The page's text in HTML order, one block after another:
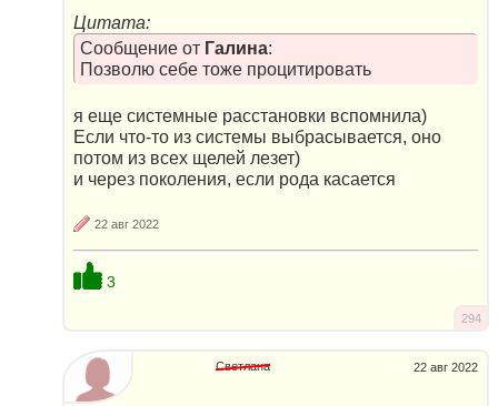
Цитата:
Сообщение от Галина:
Позволю себе тоже процитировать
я еще системные расстановки вспомнила)
Если что-то из системы выбрасывается, оно
потом из всех щелей лезет)
и через поколения, если рода касается
22 авг 2022
3
294
22 авг 2022
Светлана